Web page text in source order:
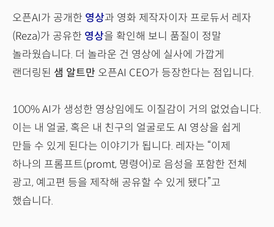
오픈AI가 공개한 영상과 영화 제작자이자 프로듀서 레자
(Reza)가 공유한 영상을 확인해 보니 품질이 정말
놀라웠습니다. 더 놀라운 건 영상에 실사에 가깝게
랜더링된 샘 알트만 오픈AI CEO가 등장한다는 점입니다.
100% AI가 생성한 영상임에도 이질감이 거의 없었습니다.
이는 내 얼굴, 혹은 내 친구의 얼굴로도 AI 영상을 쉽게
만들 수 있게 된다는 이야기가 됩니다. 레자는 “이제
하나의 프롬프트(promt, 명령어)로 음성을 포함한 전체
광고, 예고편 등을 제작해 공유할 수 있게 됐다”고
했습니다.